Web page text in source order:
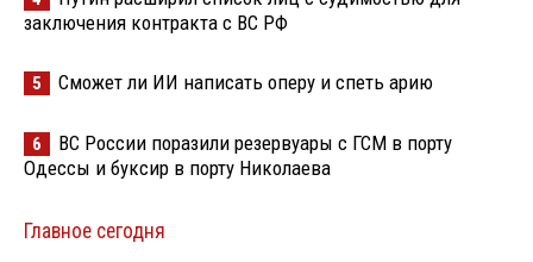
заключения контракта с ВС РФ
5 Сможет ли ИИ написать оперу и спеть арию
6
ВС России поразили резервуары с ГСМ в порту
Одессы и буксир в порту Николаева
Главное сегодня